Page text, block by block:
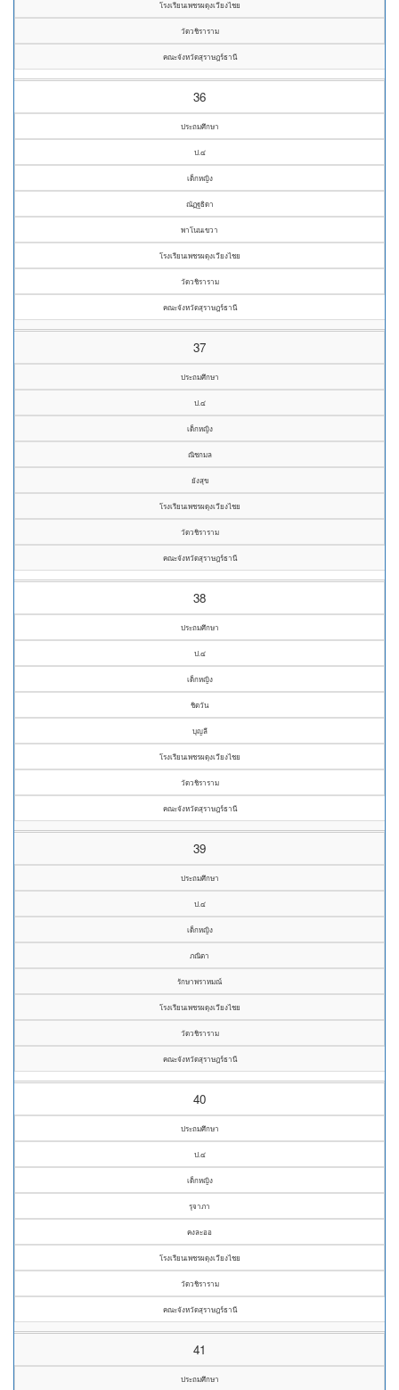
โรงเรียนเพชรผดุงเวียงไชย
วัดวชิราราม
คณะจังหวัดสุราษฎร์ธานี
36
ประถมศึกษา
ป.๔
เด็กหญิง
ณัฏฐธิดา
พาโนนเขวา
โรงเรียนเพชรผดุงเวียงไชย
วัดวชิราราม
คณะจังหวัดสุราษฎร์ธานี
37
ประถมศึกษา
ป.๔
เด็กหญิง
ณิชกมล
ยังสุข
โรงเรียนเพชรผดุงเวียงไชย
วัดวชิราราม
คณะจังหวัดสุราษฎร์ธานี
38
ประถมศึกษา
ป.๔
เด็กหญิง
ชิตวัน
บุญลี
โรงเรียนเพชรผดุงเวียงไชย
วัดวชิราราม
คณะจังหวัดสุราษฎร์ธานี
39
ประถมศึกษา
ป.๔
เด็กหญิง
ภณิตา
รักษาพราหมณ์
โรงเรียนเพชรผดุงเวียงไชย
วัดวชิราราม
คณะจังหวัดสุราษฎร์ธานี
40
ประถมศึกษา
ป.๔
เด็กหญิง
รุจาภา
คงละออ
โรงเรียนเพชรผดุงเวียงไชย
วัดวชิราราม
คณะจังหวัดสุราษฎร์ธานี
41
ประถมศึกษา